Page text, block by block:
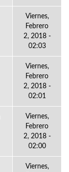
Viernes,
Febrero
2, 2018 -
02:03
Viernes,
Febrero
2, 2018 -
02:01
Viernes,
Febrero
2, 2018 -
02:00
Viernes,